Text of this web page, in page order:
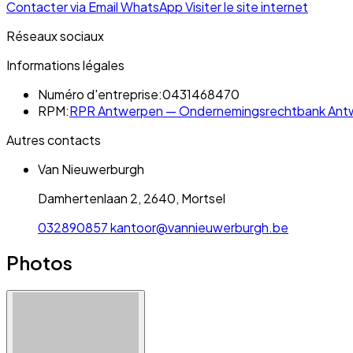
Contacter via EmailWhatsAppVisiter le site internet
Réseaux sociaux
Informations légales
Numéro d'entreprise:0431468470
RPM:RPR Antwerpen — Ondernemingsrechtbank
Autres contacts
Van Nieuwerburgh
Damhertenlaan 2, 2640, Mortsel
032890857kantoor@vannieuwerburgh.be
Photos